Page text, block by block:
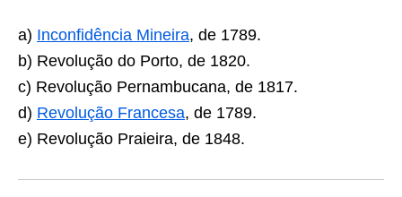
a) Inconfidência Mineira, de 1789.
b) Revolução do Porto, de 1820.
c) Revolução Pernambucana, de 1817.
d) Revolução Francesa, de 1789.
e) Revolução Praieira, de 1848.